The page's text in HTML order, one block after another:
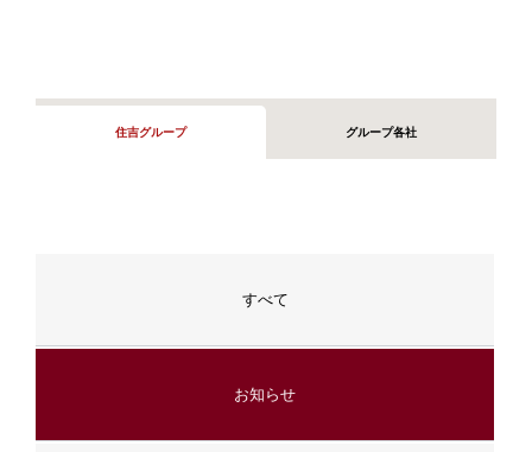
住吉グループ グループ各社
すべて
お知らせ